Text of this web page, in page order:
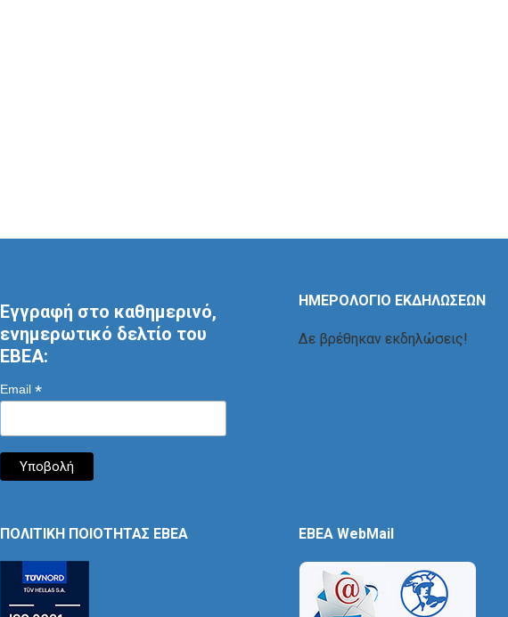
Εγγραφή στο καθημερινό,
ενημερωτικό δελτίο του
ΕΒΕΑ:
Email *
ΗΜΕΡΟΛΟΓΙΟ ΕΚΔΗΛΩΣΕΩΝ
Δε βρέθηκαν εκδηλώσεις!
ΠΟΛΙΤΙΚΗ ΠΟΙΟΤΗΤΑΣ ΕΒΕΑ EBEA WebMail